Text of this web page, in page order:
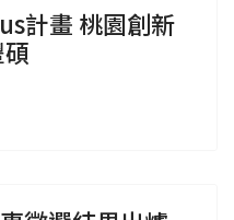
計畫 桃園創新